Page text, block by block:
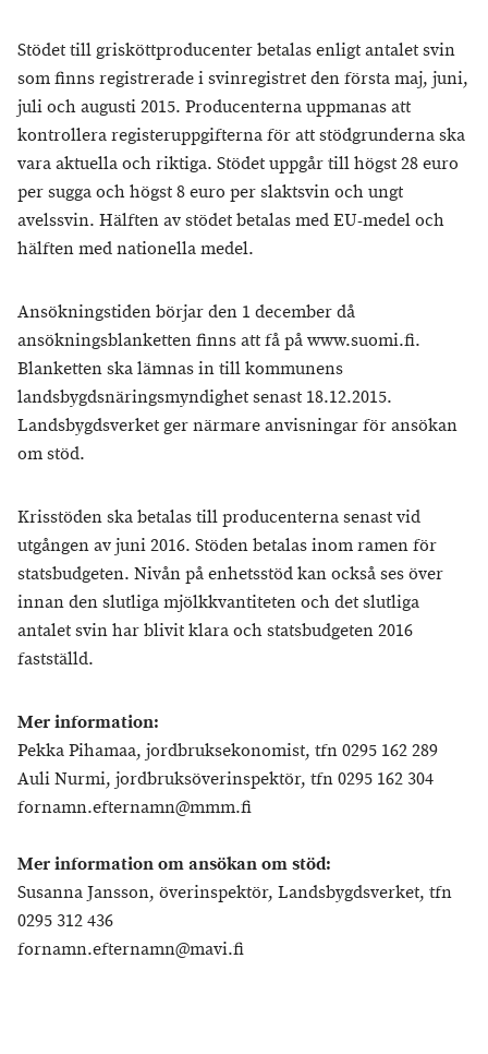
Stödet till grisköttproducenter betalas enligt antalet svin
som finns registrerade i svinregistret den första maj, juni,
juli och augusti 2015. Producenterna uppmanas att
kontrollera registeruppgifterna för att stödgrunderna ska
vara aktuella och riktiga. Stödet uppgår till högst 28 euro
per sugga och högst 8 euro per slaktsvin och ungt
avelssvin. Hälften av stödet betalas med EU-medel och
hälften med nationella medel.
Ansökningstiden börjar den 1 december då
ansökningsblanketten finns att få på www.suomi.fi.
Blanketten ska lämnas in till kommunens
landsbygdsnäringsmyndighet senast 18.12.2015.
Landsbygdsverket ger närmare anvisningar för ansökan
om stöd.
Krisstöden ska betalas till producenterna senast vid
utgången av juni 2016. Stöden betalas inom ramen för
statsbudgeten. Nivån på enhetsstöd kan också ses över
innan den slutliga mjölkkvantiteten och det slutliga
antalet svin har blivit klara och statsbudgeten 2016
fastställd.
Mer information:
Pekka Pihamaa, jordbruksekonomist, tfn 0295 162 289
Auli Nurmi, jordbruksöverinspektör, tfn 0295 162 304
fornamn.efternamn@mmm.fi
Mer information om ansökan om stöd:
Susanna Jansson, överinspektör, Landsbygdsverket, tfn
0295 312 436
fornamn.efternamn@mavi.fi